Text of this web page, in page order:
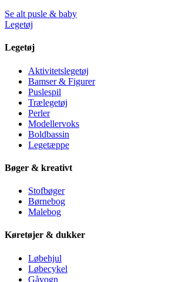
Se alt pusle & baby
Legetøj
Legetøj
Aktivitetslegetøj
Bamser & Figurer
Puslespil
Trælegetøj
Perler
Modellervoks
Boldbassin
Legetæppe
Bøger & kreativt
Stofbøger
Børnebog
Malebog
Køretøjer & dukker
Løbehjul
Løbecykel
Gåvogn